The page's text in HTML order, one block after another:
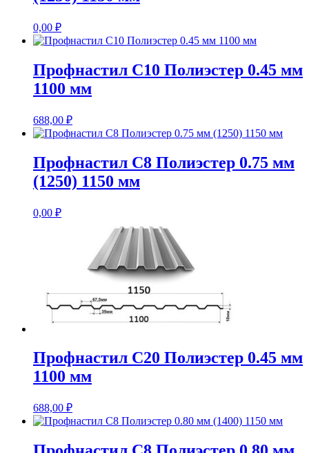
0,00 ₽
Профнастил С10 Полиэстер 0.45 мм
1100 мм
688,00 ₽
Профнастил С8 Полиэстер 0.75 мм
(1250) 1150 мм
0,00 ₽
Профнастил С20 Полиэстер 0.45 мм
1100 мм
688,00 ₽